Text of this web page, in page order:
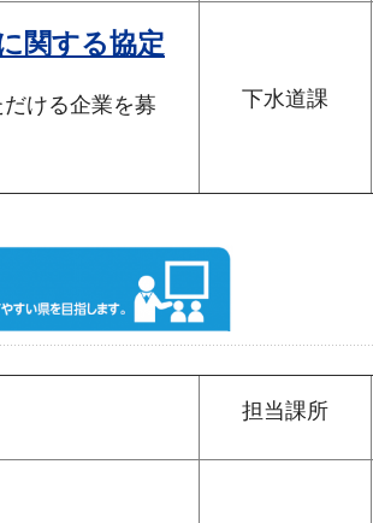
関する協定
ける企業を募
下水道課
担当課所